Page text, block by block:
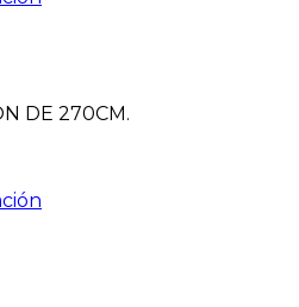
DE 270CM.